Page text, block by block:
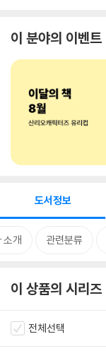
이 분야의 이벤트
도서정보
소개 관련분류
이 상품의 시리즈
전체선택